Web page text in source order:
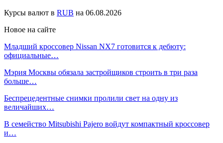
Курсы валют в RUB на 06.08.2026
Новое на сайте
Младший кроссовер Nissan NX7 готовится к дебюту:
официальные…
Мэрия Москвы обязала застройщиков строить в три раза
больше…
Беспрецедентные снимки пролили свет на одну из
величайших…
В семейство Mitsubishi Pajero войдут компактный кроссовер
и…